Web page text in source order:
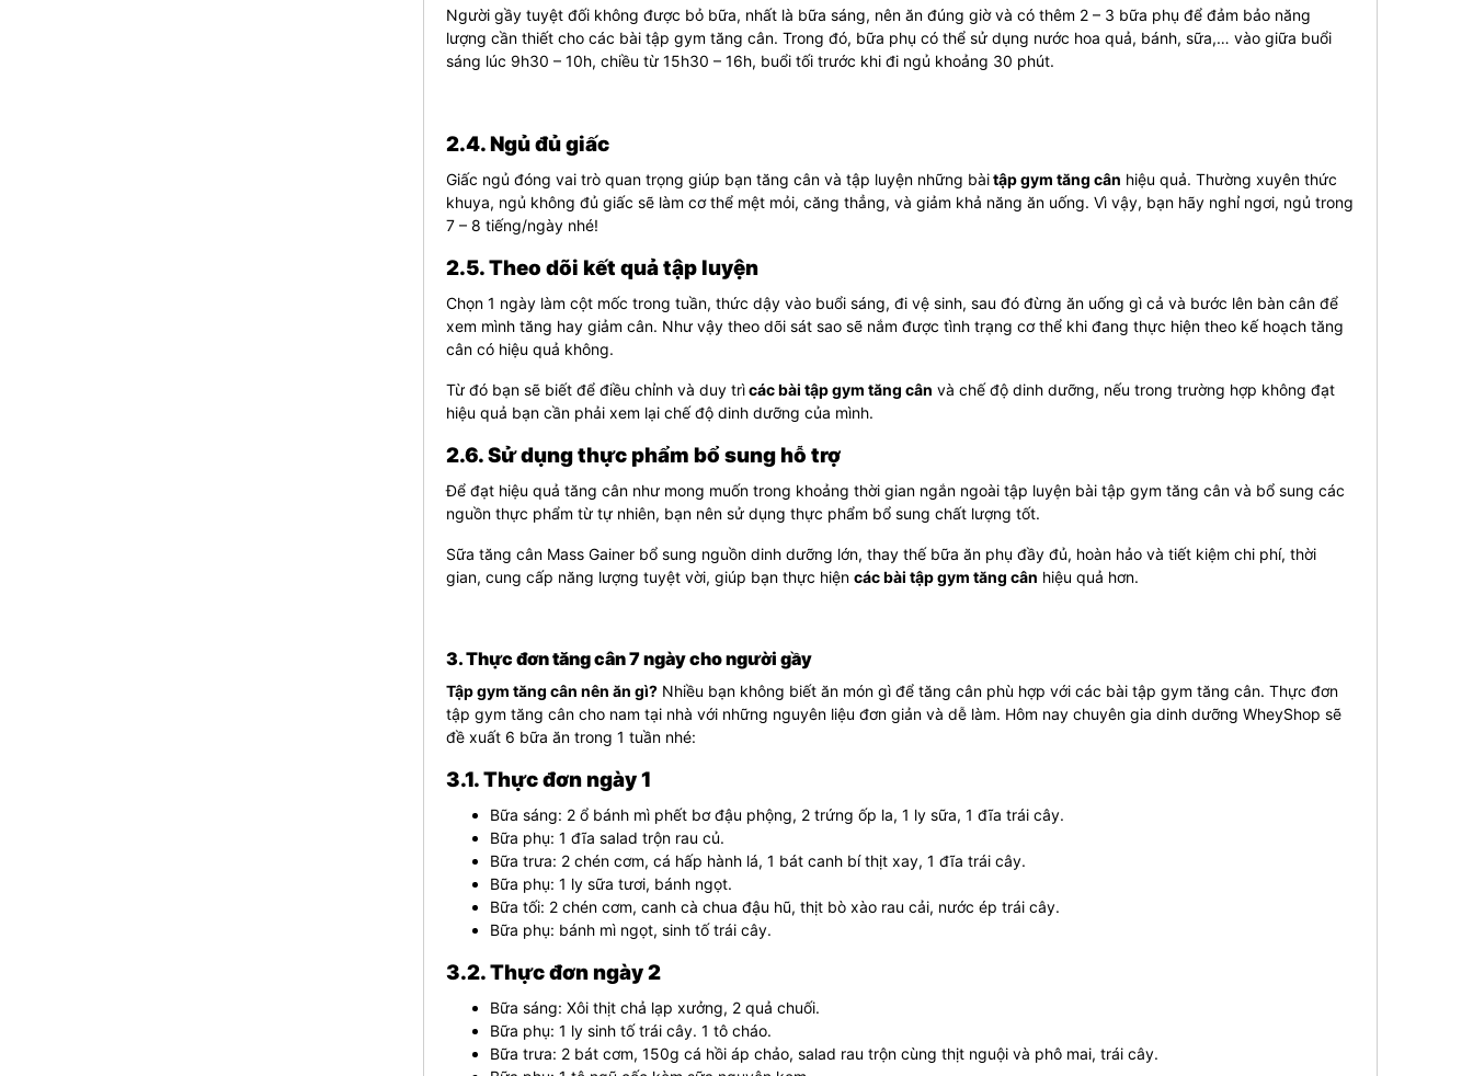
Người gầy tuyệt đối không được bỏ bữa, nhất là bữa sáng, nên ăn đúng giờ và có thêm 2 – 3 bữa phụ để đảm bảo năng
lượng cần thiết cho các bài tập gym tăng cân. Trong đó, bữa phụ có thể sử dụng nước hoa quả, bánh, sữa,… vào giữa buổi
sáng lúc 9h30 – 10h, chiều từ 15h30 – 16h, buổi tối trước khi đi ngủ khoảng 30 phút.
2.4. Ngủ đủ giấc
Giấc ngủ đóng vai trò quan trọng giúp bạn tăng cân và tập luyện những bàitập gym tăng cân hiệu quả. Thường xuyên thức
khuya, ngủ không đủ giấc sẽ làm cơ thể mệt mỏi, căng thẳng, và giảm khả năng ăn uống. Vì vậy, bạn hãy nghỉ ngơi, ngủ trong
7 – 8 tiếng/ngày nhé!
2.5. Theo dõi kết quả tập luyện
Chọn 1 ngày làm cột mốc trong tuần, thức dậy vào buổi sáng, đi vệ sinh, sau đó đừng ăn uống gì cả và bước lên bàn cân để
xem mình tăng hay giảm cân. Như vậy theo dõi sát sao sẽ nắm được tình trạng cơ thể khi đang thực hiện theo kế hoạch tăng
cân có hiệu quả không.
Từ đó bạn sẽ biết để điều chỉnh và duy trìcác bài tập gym tăng cân và chế độ dinh dưỡng, nếu trong trường hợp không đạt
hiệu quả bạn cần phải xem lại chế độ dinh dưỡng của mình.
2.6. Sử dụng thực phẩm bổ sung hỗ trợ
Để đạt hiệu quả tăng cân như mong muốn trong khoảng thời gian ngắn ngoài tập luyện bài tập gym tăng cân và bổ sung các
nguồn thực phẩm từ tự nhiên, bạn nên sử dụng thực phẩm bổ sung chất lượng tốt.
Sữa tăng cân Mass Gainerbổ sung nguồn dinh dưỡng lớn, thay thế bữa ăn phụ đầy đủ, hoàn hảo và tiết kiệm chi phí, thời
gian, cung cấp năng lượng tuyệt vời, giúp bạn thực hiện các bài tập gym tăng cân hiệu quả hơn.
3. Thực đơn tăng cân 7 ngày cho người gầy
Tập gym tăng cân nên ăn gì?Nhiều bạn không biết ăn món gì để tăng cân phù hợp với các bài tập gym tăng cân. Thực đơn
tập gym tăng cân cho nam tại nhà với những nguyên liệu đơn giản và dễ làm. Hôm nay chuyên gia dinh dưỡng WheyShop sẽ
đề xuất 6 bữa ăn trong 1 tuần nhé:
3.1. Thực đơn ngày 1
Bữa sáng: 2 ổ bánh mì phết bơ đậu phộng, 2 trứng ốp la, 1 ly sữa, 1 đĩa trái cây.
Bữa phụ: 1 đĩa salad trộn rau củ.
Bữa trưa: 2 chén cơm, cá hấp hành lá, 1 bát canh bí thịt xay, 1 đĩa trái cây.
Bữa phụ: 1 ly sữa tươi, bánh ngọt.
Bữa tối: 2 chén cơm, canh cà chua đậu hũ, thịt bò xào rau cải, nước ép trái cây.
Bữa phụ: bánh mì ngọt, sinh tố trái cây.
3.2. Thực đơn ngày 2
Bữa sáng: Xôi thịt chả lạp xưởng, 2 quả chuối.
Bữa phụ: 1 ly sinh tố trái cây. 1 tô cháo.
Bữa trưa: 2 bát cơm, 150g cá hồi áp chảo, salad rau trộn cùng thịt nguội và phô mai, trái cây.